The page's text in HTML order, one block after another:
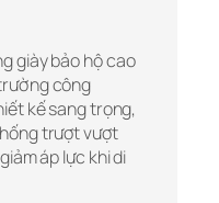
giày bảo hộ cao
công
kế sang trọng,
trượt vượt
áp lực khi di